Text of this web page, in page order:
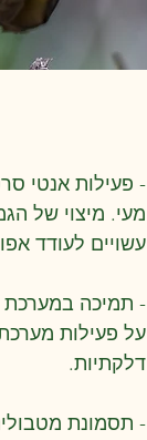
- פעילות אנטי
מעי. מיצוי של
עשויים לעודד
- תמיכה במערכת
על פעילות
דלקתיות.
- תסמונת